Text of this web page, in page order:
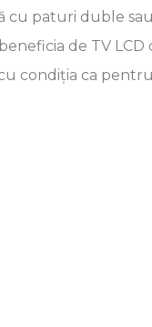
cu paturi duble
de TV
condiția ca